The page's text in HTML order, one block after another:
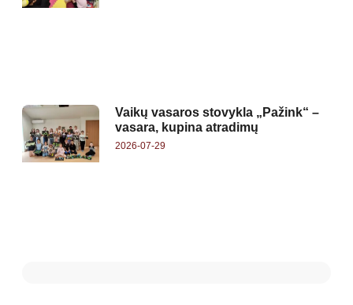
Vaikų vasaros stovykla „Pažink“ –
vasara, kupina atradimų
2026-07-29